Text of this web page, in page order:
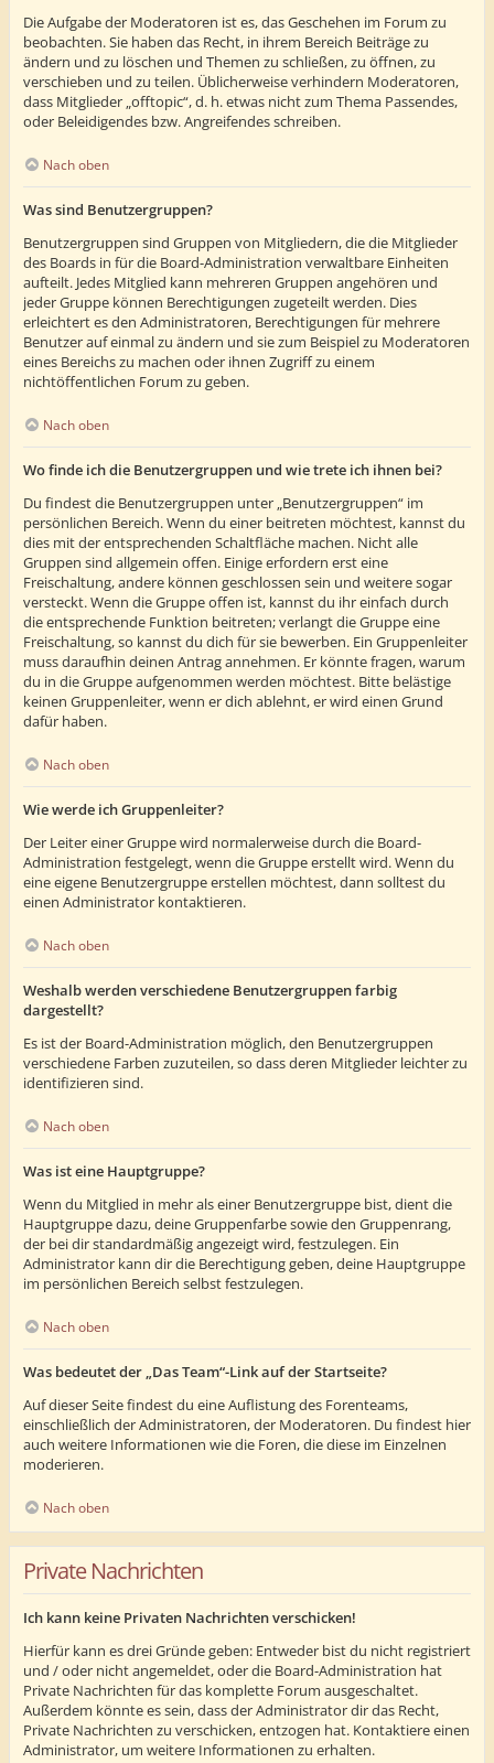
Die Aufgabe der Moderatoren ist es, das Geschehen im Forum zu
beobachten. Sie haben das Recht, in ihrem Bereich Beiträge zu
ändern und zu löschen und Themen zu schließen, zu öffnen, zu
verschieben und zu teilen. Üblicherweise verhindern Moderatoren,
dass Mitglieder „offtopic“, d. h. etwas nicht zum Thema Passendes,
oder Beleidigendes bzw. Angreifendes schreiben.
Nach oben
Was sind Benutzergruppen?
Benutzergruppen sind Gruppen von Mitgliedern, die die Mitglieder
des Boards in für die Board-Administration verwaltbare Einheiten
aufteilt. Jedes Mitglied kann mehreren Gruppen angehören und
jeder Gruppe können Berechtigungen zugeteilt werden. Dies
erleichtert es den Administratoren, Berechtigungen für mehrere
Benutzer auf einmal zu ändern und sie zum Beispiel zu Moderatoren
eines Bereichs zu machen oder ihnen Zugriff zu einem
nichtöffentlichen Forum zu geben.
Nach oben
Wo finde ich die Benutzergruppen und wie trete ich ihnen bei?
Du findest die Benutzergruppen unter „Benutzergruppen“ im
persönlichen Bereich. Wenn du einer beitreten möchtest, kannst du
dies mit der entsprechenden Schaltfläche machen. Nicht alle
Gruppen sind allgemein offen. Einige erfordern erst eine
Freischaltung, andere können geschlossen sein und weitere sogar
versteckt. Wenn die Gruppe offen ist, kannst du ihr einfach durch
die entsprechende Funktion beitreten; verlangt die Gruppe eine
Freischaltung, so kannst du dich für sie bewerben. Ein Gruppenleiter
muss daraufhin deinen Antrag annehmen. Er könnte fragen, warum
du in die Gruppe aufgenommen werden möchtest. Bitte belästige
keinen Gruppenleiter, wenn er dich ablehnt, er wird einen Grund
dafür haben.
Nach oben
Wie werde ich Gruppenleiter?
Der Leiter einer Gruppe wird normalerweise durch die Board-
Administration festgelegt, wenn die Gruppe erstellt wird. Wenn du
eine eigene Benutzergruppe erstellen möchtest, dann solltest du
einen Administrator kontaktieren.
Nach oben
Weshalb werden verschiedene Benutzergruppen farbig
dargestellt?
Es ist der Board-Administration möglich, den Benutzergruppen
verschiedene Farben zuzuteilen, so dass deren Mitglieder leichter zu
identifizieren sind.
Nach oben
Was ist eine Hauptgruppe?
Wenn du Mitglied in mehr als einer Benutzergruppe bist, dient die
Hauptgruppe dazu, deine Gruppenfarbe sowie den Gruppenrang,
der bei dir standardmäßig angezeigt wird, festzulegen. Ein
Administrator kann dir die Berechtigung geben, deine Hauptgruppe
im persönlichen Bereich selbst festzulegen.
Nach oben
Was bedeutet der „Das Team“-Link auf der Startseite?
Auf dieser Seite findest du eine Auflistung des Forenteams,
einschließlich der Administratoren, der Moderatoren. Du findest hier
auch weitere Informationen wie die Foren, die diese im Einzelnen
moderieren.
Nach oben
Private Nachrichten
Ich kann keine Privaten Nachrichten verschicken!
Hierfür kann es drei Gründe geben: Entweder bist du nicht registriert
und / oder nicht angemeldet, oder die Board-Administration hat
Private Nachrichten für das komplette Forum ausgeschaltet.
Außerdem könnte es sein, dass der Administrator dir das Recht,
Private Nachrichten zu verschicken, entzogen hat. Kontaktiere einen
Administrator, um weitere Informationen zu erhalten.